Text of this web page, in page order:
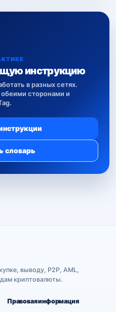
инструкцию
в разных сетях.
сторонами и
словарь
выводу, P2P, AML,
криптовалюты.
Правовая информация